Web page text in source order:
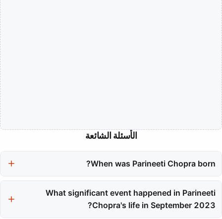
الأسئلة الشائعة
When was Parineeti Chopra born?
What significant event happened in Parineeti
Chopra's life in September 2023?